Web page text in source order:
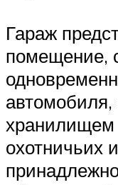
Гараж
помещение,
автомобиля,
хранилищем
охотничьих